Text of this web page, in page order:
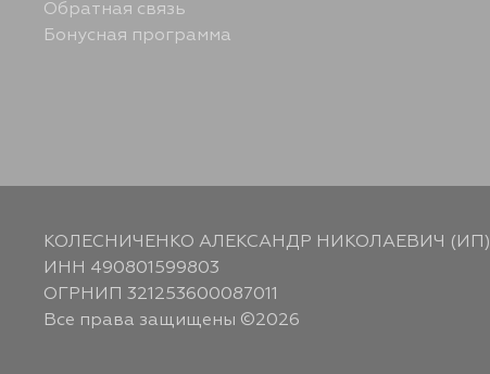
Обратная связь
Бонусная программа
КОЛЕСНИЧЕНКО АЛЕКСАНДР НИКОЛАЕВИЧ (ИП)
ИНН 490801599803
ОГРНИП 321253600087011
Все права защищены ©2026